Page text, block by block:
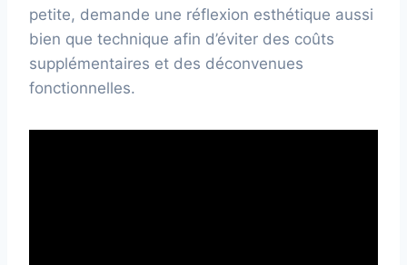
petite, demande une réflexion esthétique aussi
bien que technique afin d’éviter des coûts
supplémentaires et des déconvenues
fonctionnelles.